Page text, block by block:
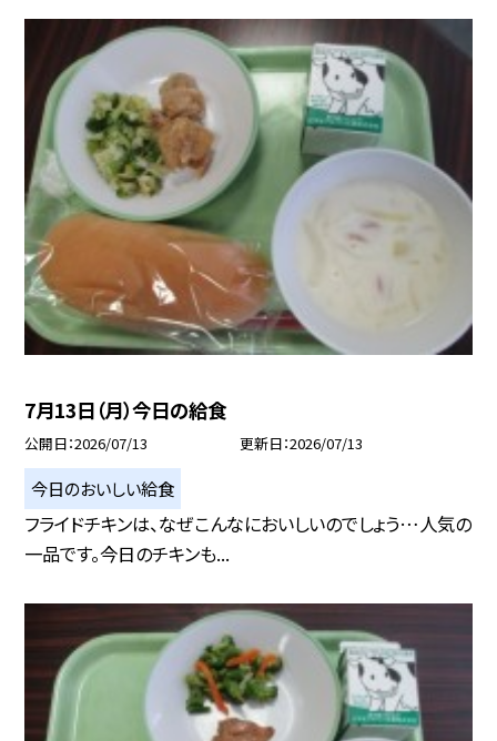
7月13日（月）今日の給食
公開日 2026/07/13 更新日 2026/07/13
今日のおいしい給食
フライドチキンは、なぜこんなにおいしいのでしょう…人気の
一品です。今日のチキンも...